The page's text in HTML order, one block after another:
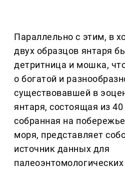
Параллельно с этим, в
двух образцов янтаря
детритница и мошка,
о богатой и
существовавшей в
янтаря, состоящая из
собранная на
моря, представляет
источник данных для